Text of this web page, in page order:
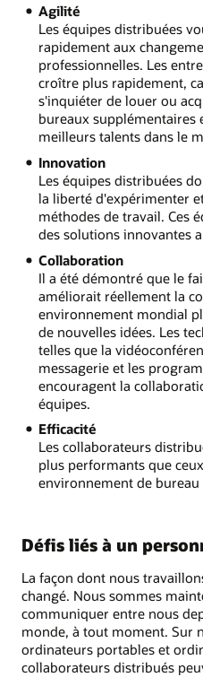
Agilité
Les équipes distribuées
rapidement aux
professionnelles. Les
croître plus rapidement,
s'inquiéter de louer ou
bureaux supplémentaires
meilleurs talents dans le
Innovation
Les équipes distribuées
la liberté d'expérimenter
méthodes de travail. Ces
des solutions innovantes
Collaboration
Il a été démontré que le
améliorait réellement la
environnement mondial
de nouvelles idées. Les
telles que la
messagerie et les
encouragent la
équipes.
Efficacité
Les collaborateurs
plus performants que
environnement de
Défis liés à un
La façon dont nous
changé. Nous sommes
communiquer entre nous
monde, à tout moment. Sur
ordinateurs portables et
collaborateurs distribués